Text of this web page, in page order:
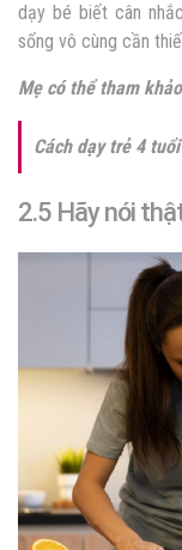
dạy bé biết cân
sống vô cùng cần
Mẹ có thể tham
Cách dạy trẻ 4
2.5 Hãy nói